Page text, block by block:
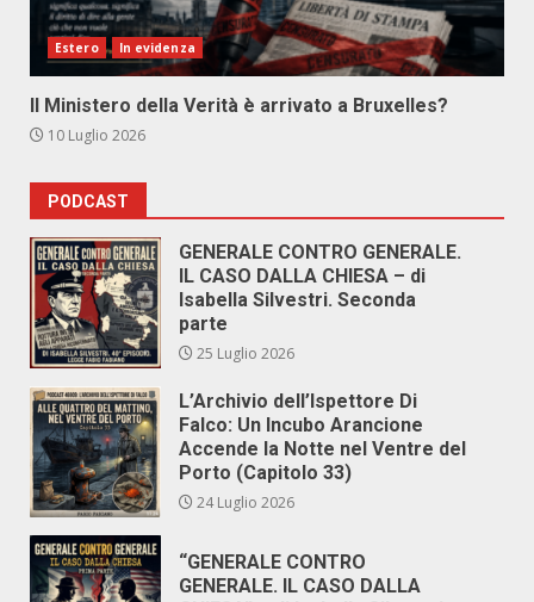
Estero In evidenza
Il Ministero della Verità è arrivato a Bruxelles?
10 Luglio 2026
PODCAST
GENERALE CONTRO GENERALE.
IL CASO DALLA CHIESA – di
Isabella Silvestri. Seconda
parte
25 Luglio 2026
L’Archivio dell’Ispettore Di
Falco: Un Incubo Arancione
Accende la Notte nel Ventre del
Porto (Capitolo 33)
24 Luglio 2026
“GENERALE CONTRO
GENERALE. IL CASO DALLA